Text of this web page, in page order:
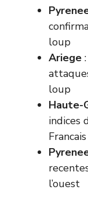
loup
Ariege
loup
Haute-
indices
l’ouest